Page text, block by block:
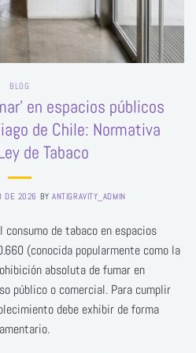
BLOG
en espacios públicos
de Chile: Normativa
de Tabaco
DE 2026 BYANTIGRAVITY_ADMIN
de tabaco en espacios
(conocida popularmente como la
absoluta de fumar en
público o comercial. Para cumplir
debe exhibir de forma